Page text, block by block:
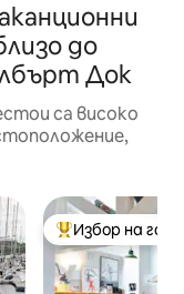
до
Док
са високо
Най-популярен
Избор на